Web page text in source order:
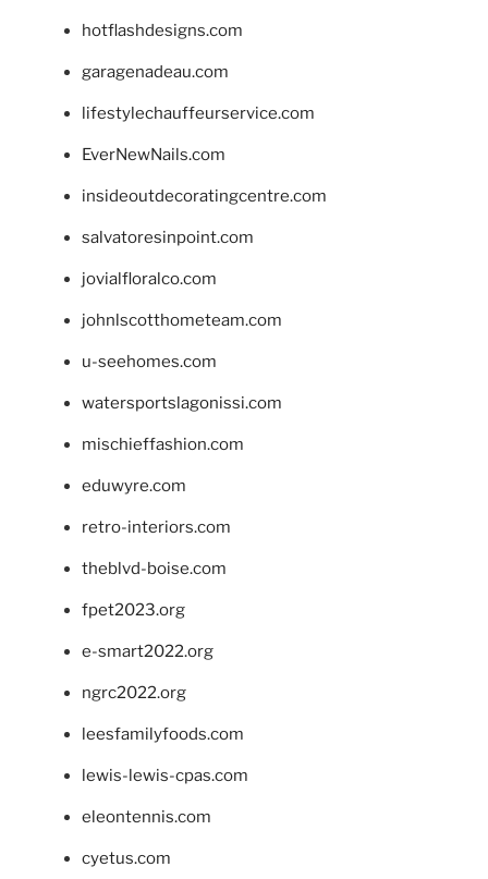
hotflashdesigns.com
garagenadeau.com
lifestylechauffeurservice.com
EverNewNails.com
insideoutdecoratingcentre.com
salvatoresinpoint.com
jovialfloralco.com
johnlscotthometeam.com
u-seehomes.com
watersportslagonissi.com
mischieffashion.com
eduwyre.com
retro-interiors.com
theblvd-boise.com
fpet2023.org
e-smart2022.org
ngrc2022.org
leesfamilyfoods.com
lewis-lewis-cpas.com
eleontennis.com
cyetus.com